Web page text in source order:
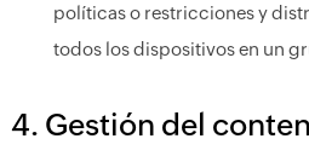
políticas o restricciones y
todos los dispositivos en un
4. Gestión del